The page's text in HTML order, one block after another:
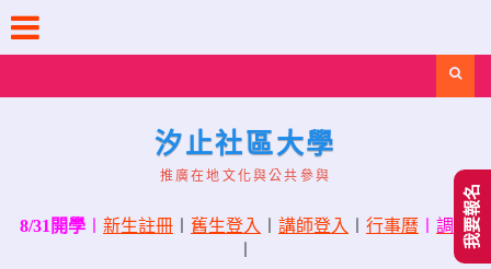
content
汐止社區大學
推廣在地文化與公共參與
8/31開學 新生註冊 舊生登入 講師登入 行事曆
調課我要報名